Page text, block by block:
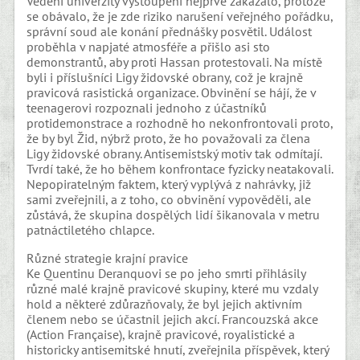
se obávalo, že je zde riziko narušení veřejného pořádku,
správní soud ale konání přednášky posvětil. Událost
proběhla v napjaté atmosféře a přišlo asi sto
demonstrantů, aby proti Hassan protestovali. Na místě
byli i příslušníci Ligy židovské obrany, což je krajně
pravicová rasistická organizace. Obvinění se hájí, že v
teenagerovi rozpoznali jednoho z účastníků
protidemonstrace a rozhodně ho nekonfrontovali proto,
že by byl Žid, nýbrž proto, že ho považovali za člena
Ligy židovské obrany. Antisemistský motiv tak odmítají.
Tvrdí také, že ho během konfrontace fyzicky neatakovali.
Nepopiratelným faktem, který vyplývá z nahrávky, již
sami zveřejnili, a z toho, co obvinění vypověděli, ale
zůstává, že skupina dospělých lidí šikanovala v metru
patnáctiletého chlapce.
Různé strategie krajní pravice
Ke Quentinu Deranquovi se po jeho smrti přihlásily
různé malé krajně pravicové skupiny, které mu vzdaly
hold a některé zdůrazňovaly, že byl jejich aktivním
členem nebo se účastnil jejich akcí. Francouzská akce
(Action Française), krajně pravicové, royalistické a
historicky antisemitské hnutí, zveřejnila příspěvek, který